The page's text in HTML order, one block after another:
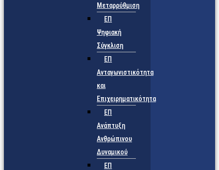
Μεταρρύθμιση
ΕΠ
Ψηφιακή
Σύγκλιση
ΕΠ
Ανταγωνιστικότητα
και
Επιχειρηματικότητα
ΕΠ
Ανάπτυξη
Ανθρώπινου
Δυναμικού
ΕΠ